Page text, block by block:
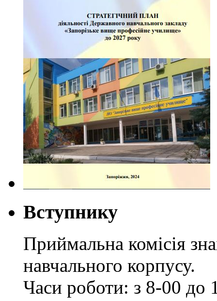
Вступнику
Приймальна комісія
навчального корпусу.
Часи роботи: з 8-00 до